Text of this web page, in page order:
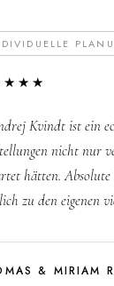
Kvindt ist ein
nicht nur
hätten.
zu den eigenen
& MIRIAM